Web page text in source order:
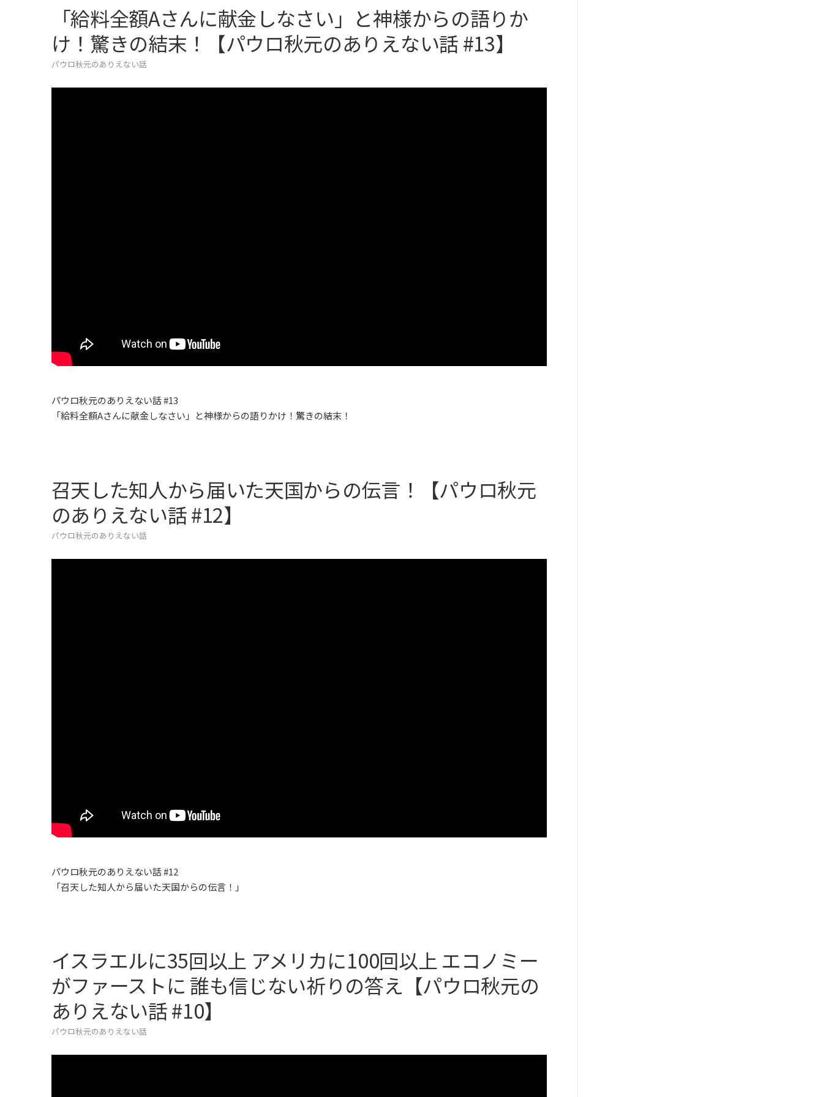
「給料全額Aさんに献金しなさい」と神様からの語りか
け！驚きの結末！【パウロ秋元のありえない話 #13】
パウロ秋元のありえない話
パウロ秋元のありえない話 #13
「給料全額Aさんに献金しなさい」と神様からの語りかけ！驚きの結末！
召天した知人から届いた天国からの伝言！【パウロ秋元
のありえない話 #12】
パウロ秋元のありえない話
パウロ秋元のありえない話 #12
「召天した知人から届いた天国からの伝言！」
イスラエルに35回以上 アメリカに100回以上 エコノミー
がファーストに 誰も信じない祈りの答え【パウロ秋元の
ありえない話 #10】
パウロ秋元のありえない話